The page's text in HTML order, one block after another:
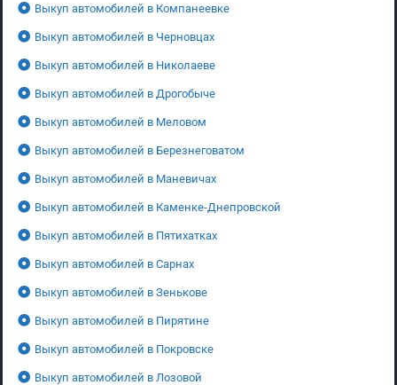
Выкуп автомобилей в Компанеевке
Выкуп автомобилей в Черновцах
Выкуп автомобилей в Николаеве
Выкуп автомобилей в Дрогобыче
Выкуп автомобилей в Меловом
Выкуп автомобилей в Березнеговатом
Выкуп автомобилей в Маневичах
Выкуп автомобилей в Каменке-Днепровской
Выкуп автомобилей в Пятихатках
Выкуп автомобилей в Сарнах
Выкуп автомобилей в Зенькове
Выкуп автомобилей в Пирятине
Выкуп автомобилей в Покровске
Выкуп автомобилей в Лозовой